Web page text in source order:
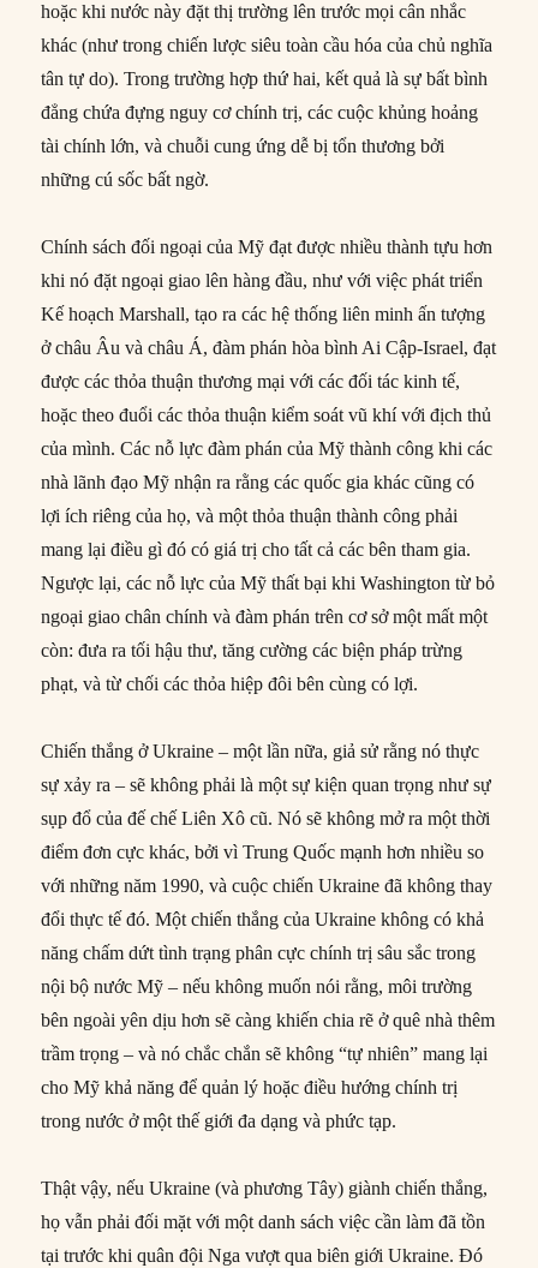
hoặc khi nước này đặt thị trường lên trước mọi cân nhắc
khác (như trong chiến lược siêu toàn cầu hóa của chủ nghĩa
tân tự do). Trong trường hợp thứ hai, kết quả là sự bất bình
đẳng chứa đựng nguy cơ chính trị, các cuộc khủng hoảng
tài chính lớn, và chuỗi cung ứng dễ bị tổn thương bởi
những cú sốc bất ngờ.
Chính sách đối ngoại của Mỹ đạt được nhiều thành tựu hơn
khi nó đặt ngoại giao lên hàng đầu, như với việc phát triển
Kế hoạch Marshall, tạo ra các hệ thống liên minh ấn tượng
ở châu Âu và châu Á, đàm phán hòa bình Ai Cập-Israel, đạt
được các thỏa thuận thương mại với các đối tác kinh tế,
hoặc theo đuổi các thỏa thuận kiểm soát vũ khí với địch thủ
của mình. Các nỗ lực đàm phán của Mỹ thành công khi các
nhà lãnh đạo Mỹ nhận ra rằng các quốc gia khác cũng có
lợi ích riêng của họ, và một thỏa thuận thành công phải
mang lại điều gì đó có giá trị cho tất cả các bên tham gia.
Ngược lại, các nỗ lực của Mỹ thất bại khi Washington từ bỏ
ngoại giao chân chính và đàm phán trên cơ sở một mất một
còn: đưa ra tối hậu thư, tăng cường các biện pháp trừng
phạt, và từ chối các thỏa hiệp đôi bên cùng có lợi.
Chiến thắng ở Ukraine – một lần nữa, giả sử rằng nó thực
sự xảy ra – sẽ không phải là một sự kiện quan trọng như sự
sụp đổ của đế chế Liên Xô cũ. Nó sẽ không mở ra một thời
điểm đơn cực khác, bởi vì Trung Quốc mạnh hơn nhiều so
với những năm 1990, và cuộc chiến Ukraine đã không thay
đổi thực tế đó. Một chiến thắng của Ukraine không có khả
năng chấm dứt tình trạng phân cực chính trị sâu sắc trong
nội bộ nước Mỹ – nếu không muốn nói rằng, môi trường
bên ngoài yên dịu hơn sẽ càng khiến chia rẽ ở quê nhà thêm
trầm trọng – và nó chắc chắn sẽ không “tự nhiên” mang lại
cho Mỹ khả năng để quản lý hoặc điều hướng chính trị
trong nước ở một thế giới đa dạng và phức tạp.
Thật vậy, nếu Ukraine (và phương Tây) giành chiến thắng,
họ vẫn phải đối mặt với một danh sách việc cần làm đã tồn
tại trước khi quân đội Nga vượt qua biên giới Ukraine. Đó